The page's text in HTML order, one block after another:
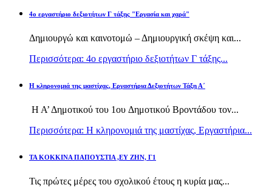
4ο εργαστήριο δεξιοτήτων Γ τάξης "Εργασία και χαρά"
Δημιουργώ και καινοτομώ – Δημιουργική σκέψη και...
Περισσότερα: 4ο εργαστήριο δεξιοτήτων Γ τάξης...
H κληρονομιά της μαστίχας, Εργαστήρια Δεξιοτήτων Τάξη Α΄
Η Α’ Δημοτικού του 1ου Δημοτικού Βροντάδου τον...
Περισσότερα: H κληρονομιά της μαστίχας, Εργαστήρια...
TA KOKKINA ΠΑΠΟΥΣΤΙΑ ,ΕΥ ΖΗΝ, Γ1
Τις πρώτες μέρες του σχολικού έτους η κυρία μας...